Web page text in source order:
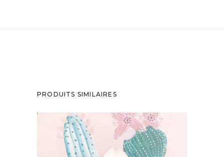
PRODUITS SIMILAIRES